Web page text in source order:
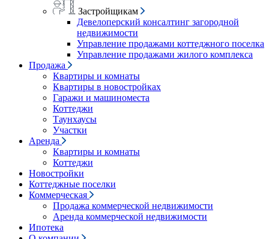
Застройщикам
Девелоперский консалтинг загородной
недвижимости
Управление продажами коттеджного поселка
Управление продажами жилого комплекса
Продажа
Квартиры и комнаты
Квартиры в новостройках
Гаражи и машиноместа
Коттеджи
Таунхаусы
Участки
Аренда
Квартиры и комнаты
Коттеджи
Новостройки
Коттеджные поселки
Коммерческая
Продажа коммерческой недвижимости
Аренда коммерческой недвижимости
Ипотека